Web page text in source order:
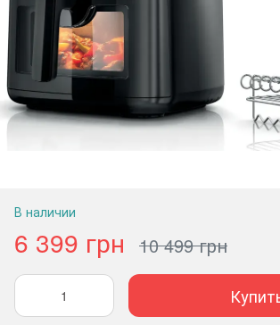
В наличии
6 399 грн 10 499 грн